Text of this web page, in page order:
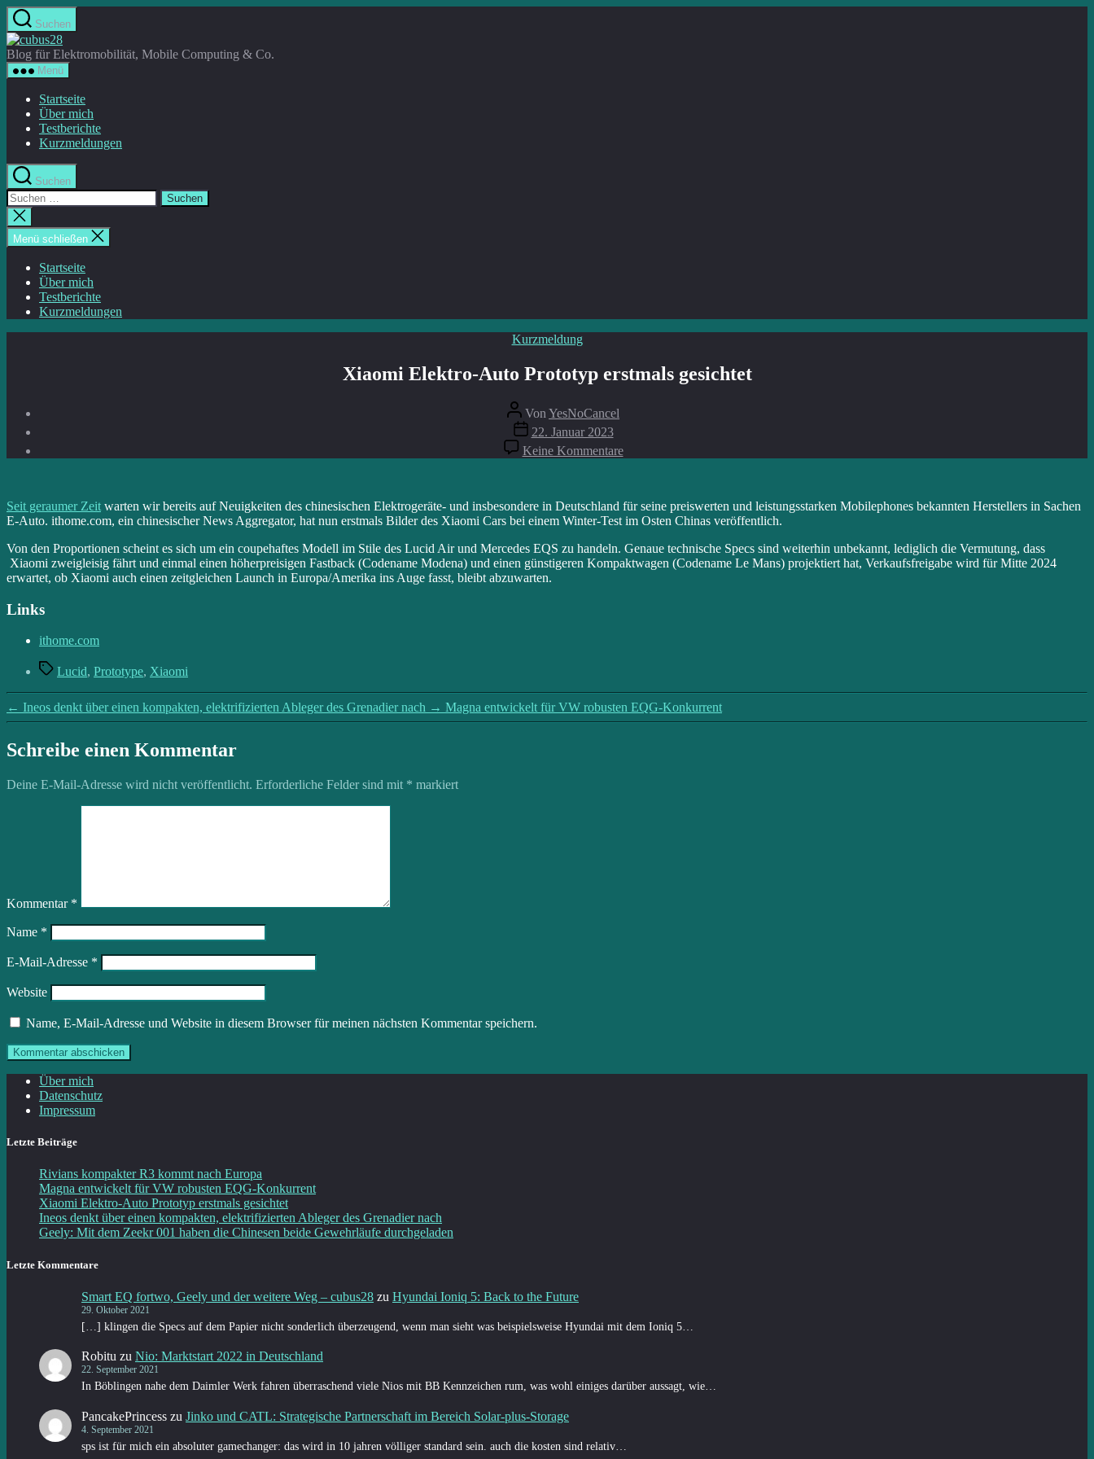
Direkt
zum
Inhalt
wechseln
Suchen
cubus28
Blog für Elektromobilität, Mobile Computing & Co.
Menü
Startseite
Über mich
Testberichte
Kurzmeldungen
Suchen
Suche
nach:
Suche
schließen
Menü schließen
Startseite
Über mich
Testberichte
Kurzmeldungen
Kategorien
Kurzmeldung
Xiaomi Elektro-Auto Prototyp erstmals gesichtet
Beitragsautor
Von YesNoCancel
Beitragsdatum
22. Januar 2023
Keine Kommentarezu
Xiaomi
Prototyp
erstmals
Seit geraumer Zeit warten wir bereits auf Neuigkeiten des chinesischen Elektrogeräte- und insbesondere in Deutschland für seine preiswerten und leistungsstarken Mobilephones bekannten Herstellers in Sachen
E-Auto. ithome.com, ein chinesischer News Aggregator, hat nun erstmals Bilder des Xiaomi Cars bei einem Winter-Test im Osten Chinas veröffentlich.
Von den Proportionen scheint es sich um ein coupehaftes Modell im Stile des Lucid Air und Mercedes EQS zu handeln. Genaue technische Specs sind weiterhin unbekannt, lediglich die Vermutung, dass
Xiaomi zweigleisig fährt und einmal einen höherpreisigen Fastback (Codename Modena) und einen günstigeren Kompaktwagen (Codename Le Mans) projektiert hat, Verkaufsfreigabe wird für Mitte 2024
erwartet, ob Xiaomi auch einen zeitgleichen Launch in Europa/Amerika ins Auge fasst, bleibt abzuwarten.
Links
ithome.com
Schlagwörter
Lucid, Prototype, Xiaomi
← Ineos denkt über einen kompakten, elektrifizierten Ableger des Grenadier nach → Magna entwickelt für VW robusten EQG-Konkurrent
Schreibe einen Kommentar
Deine E-Mail-Adresse wird nicht veröffentlicht. Erforderliche Felder sind mit * markiert
Kommentar *
Name *
E-Mail-Adresse *
Website
Name, E-Mail-Adresse und Website in diesem Browser für meinen nächsten Kommentar speichern.
Über mich
Datenschutz
Impressum
Letzte Beiträge
Rivians kompakter R3 kommt nach Europa
Magna entwickelt für VW robusten EQG-Konkurrent
Xiaomi Elektro-Auto Prototyp erstmals gesichtet
Ineos denkt über einen kompakten, elektrifizierten Ableger des Grenadier nach
Geely: Mit dem Zeekr 001 haben die Chinesen beide Gewehrläufe durchgeladen
Letzte Kommentare
Smart EQ fortwo, Geely und der weitere Weg – cubus28 zu Hyundai Ioniq 5: Back to the Future
29. Oktober 2021
[…] klingen die Specs auf dem Papier nicht sonderlich überzeugend, wenn man sieht was beispielsweise Hyundai mit dem Ioniq 5…
Robitu zu Nio: Marktstart 2022 in Deutschland
22. September 2021
In Böblingen nahe dem Daimler Werk fahren überraschend viele Nios mit BB Kennzeichen rum, was wohl einiges darüber aussagt, wie…
PancakePrincess zu Jinko und CATL: Strategische Partnerschaft im Bereich Solar-plus-Storage
4. September 2021
sps ist für mich ein absoluter gamechanger: das wird in 10 jahren völliger standard sein. auch die kosten sind relativ…